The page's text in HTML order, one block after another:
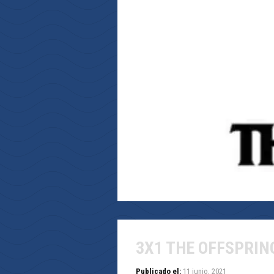
3X1 THE
Publicado el: 11 junio, 2021